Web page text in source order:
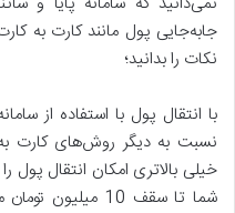
جابه‌جایی پول مانند کارت به
نکات را بدانید؛
با انتقال پول با استفاده از
نسبت به دیگر روش‌های کارت
خیلی بالاتری امکان انتقال
شما تا سقف 10